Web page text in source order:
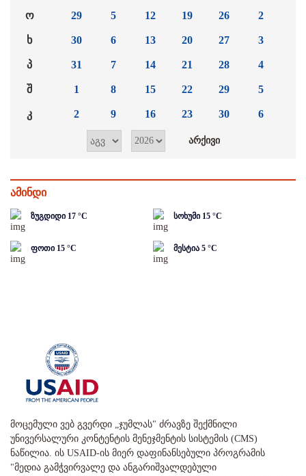
ო
ხ
პ
შ
კ
29
30
31
1
2
5
6
7
8
9
12
13
14
15
16
19
20
21
22
23
26
27
28
29
30
2
3
4
5
6
ამინდი
ზუგდიდი 17 °C სოხუმი 15 °C
ფოთი 15 °C მესტია 5 °C
მოცემული ვებ გვერდი „ჯუმლას" ძრავზე შექმნილი
უნივერსალური კონტენტის მენეჯმენტის სისტემის (CMS)
ნაწილია. ის USAID-ის მიერ დაფინანსებული პროგრამის
"მედია გამჭვირვალე და ანგარიშვალდებული